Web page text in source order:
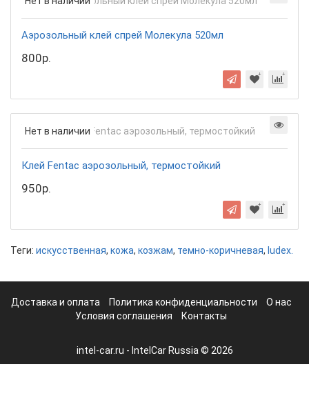
Аэрозольный клей спрей Молекула 520мл
800р.
Нет в наличии
Клей Fentac аэрозольный, термостойкий
950р.
Теги: искусственная, кожа, козжам, темно-коричневая, ludex.
Доставка и оплата Политика конфиденциальности
О нас
Условия соглашения
Контакты
intel-car.ru - IntelCar Russia © 2026